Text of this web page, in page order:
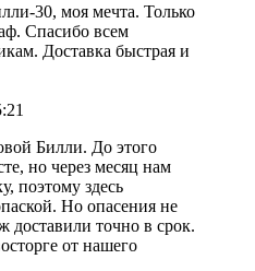
30, моя мечта. Только
Спасибо всем
Доставка быстрая и
Билли. До этого
но через месяц нам
поэтому здесь
Но опасения не
доставили точно в срок.
от нашего